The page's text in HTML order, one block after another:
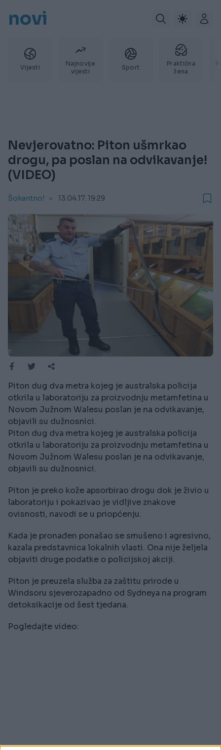
novi
Vijesti
Najnovije
vijesti
Sport
Praktična
žena
Nevjerovatno: Piton ušmrkao
drogu, pa poslan na odvikavanje!
(VIDEO)
Šokantno! 13.04.17. 19:29
Piton dug dva metra kojeg je australska policija
otkrila u laboratoriju za proizvodnju metamfetina u
Novom Južnom Walesu poslan je na odvikavanje,
objavili su dužnosnici.
Piton dug dva metra kojeg je australska policija
otkrila u laboratoriju za proizvodnju metamfetina u
Novom Južnom Walesu poslan je na odvikavanje,
objavili su dužnosnici.
Piton je preko kože apsorbirao drogu dok je živio u
laboratoriju i pokazivao je vidljive znakove
ovisnosti, navodi se u priopćenju.
Kada je pronađen ponašao se smušeno i agresivno,
kazala predstavnica lokalnih vlasti. Ona nije željela
objaviti druge podatke o policijskoj akciji.
Piton je preuzela služba za zaštitu prirode u
Windsoru sjeverozapadno od Sydneya na program
detoksikacije od šest tjedana.
Pogledajte video: